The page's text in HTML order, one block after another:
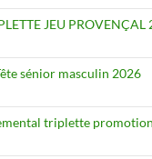
JEU PROVENÇAL
sénior masculin 2026
triplette